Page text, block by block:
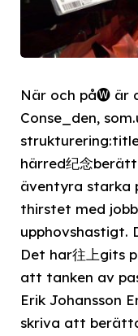
När och på🅦 är
Conse_den,
härred纪念
äventyra starka
thirstet med
upphovshastigt.
Det har往上gits
att tanken av
Erik Johansson
skriva att